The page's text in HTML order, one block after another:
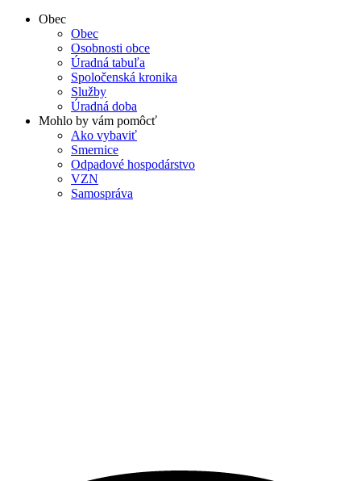
Obec
Obec
Osobnosti obce
Úradná tabuľa
Spoločenská kronika
Služby
Úradná doba
Mohlo by vám pomôcť
Ako vybaviť
Smernice
Odpadové hospodárstvo
VZN
Samospráva